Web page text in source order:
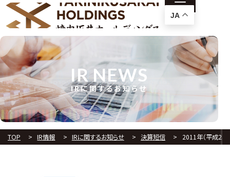
IRに関するお知らせ
IR NEWS
TOP IR情報 IRに関するお知らせ 決算短信 2011年（平成23
JA